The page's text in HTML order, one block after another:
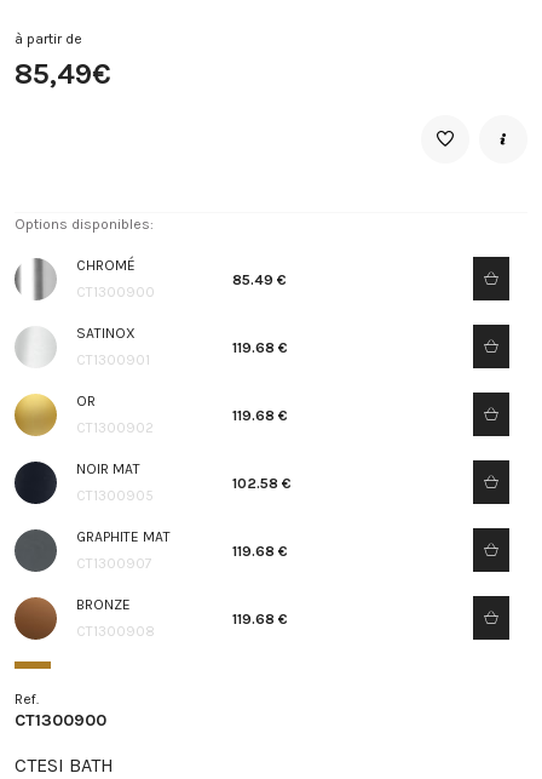
à partir de
85,49€
Options disponibles:
CHROMÉ
CT1300900
85.49 €
SATINOX
CT1300901
119.68 €
OR
CT1300902
119.68 €
NOIR MAT
CT1300905
102.58 €
GRAPHITE MAT
CT1300907
119.68 €
BRONZE
CT1300908
119.68 €
Ref.
CT1300900
CTESI BATH